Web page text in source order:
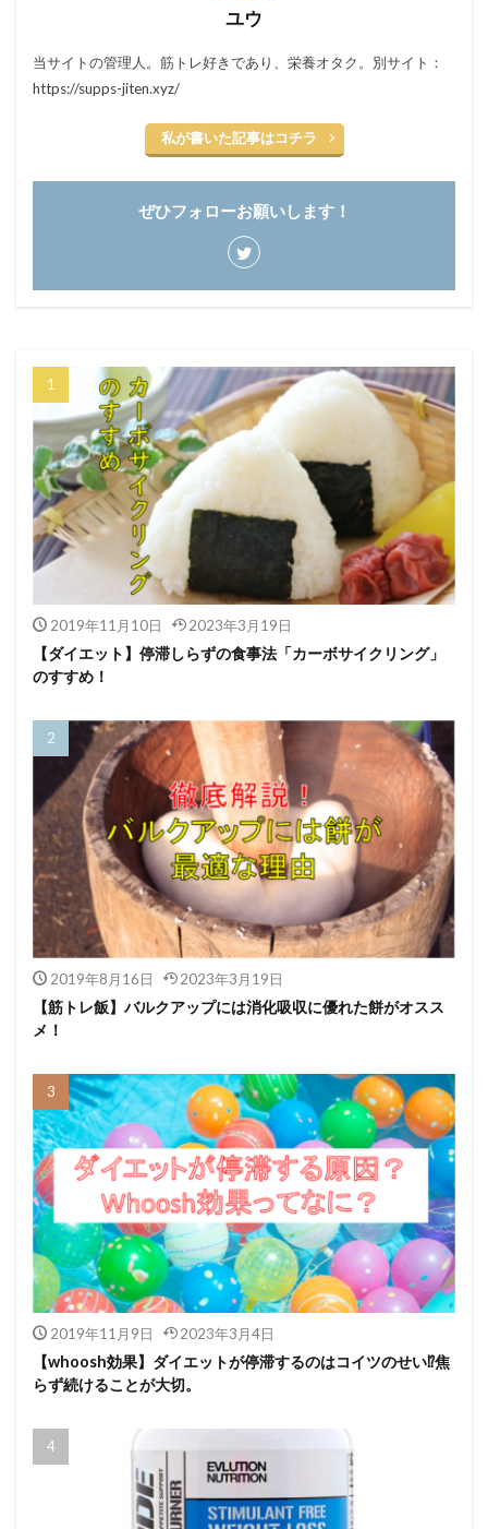
ユウ
当サイトの管理人。筋トレ好きであり、栄養オタク。別サイト：
https://supps-jiten.xyz/
私が書いた記事はコチラ
ぜひフォローお願いします！
2019年11月10日 2023年3月19日
【ダイエット】停滞しらずの食事法「カーボサイクリング」
のすすめ！
2019年8月16日 2023年3月19日
【筋トレ飯】バルクアップには消化吸収に優れた餅がオスス
メ！
2019年11月9日 2023年3月4日
【whoosh効果】ダイエットが停滞するのはコイツのせい⁉焦
らず続けることが大切。